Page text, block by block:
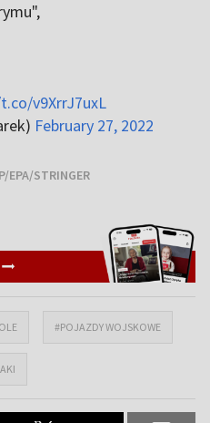
v9XrrJ7uxL
February 27, 2022
STRINGER
#POJAZDY WOJSKOWE